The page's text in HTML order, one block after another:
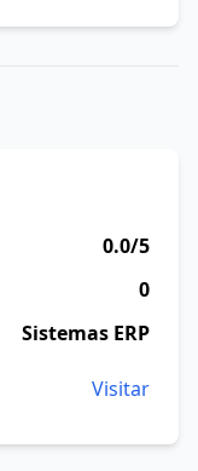
0.0/5
0
Sistemas ERP
Visitar